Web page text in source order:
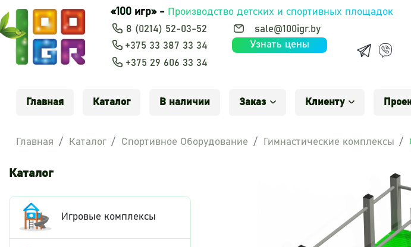
«100 игр» - Производство детских и спортивных площадок
8 (0214) 52-03-52
+375 33 387 33 34
+375 29 606 33 34
sale@100igr.by
Узнать цены
Главная Каталог В наличии Заказ Клиенту
Главная Каталог Спортивное Оборудование Гимнастические комплексы
Каталог
Игровые комплексы